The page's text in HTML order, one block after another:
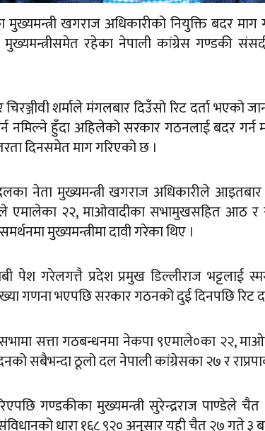
खगराज अधिकारीको नियुक्ति बदर माग
मुख्यमन्त्रीसमेत रहेका नेपाली कांग्रेस गण्डकी
शर्माले मंगलबार दिउँसो रिट दर्ता भएको
नमिल्ने हुँदा अहिलेको सरकार गठनलाई बदर गर्न
दिनसमेत माग गरिएको छ ।
नेता मुख्यमन्त्री खगराज अधिकारीले आइतबार
एमालेका २२, माओवादीका सभामुखसहित आठ
मुख्यमन्त्रीमा दावी गरेका थिए ।
पेश गरेलगत्तै प्रदेश प्रमुख डिल्लीराज भट्टलाई
गणना भएपछि सरकार गठनको दुई दिनपछि रिट
सत्ता गठबन्धनमा नेकपा ९एमाले०का २२,
सबैभन्दा ठूलो दल नेपाली कांग्रेसका २७ र
गण्डकीका मुख्यमन्त्री सुरेन्द्रराज पाण्डेले चैत
धारा १६८ ९२० अनुसार यही चैत २७ गते ३